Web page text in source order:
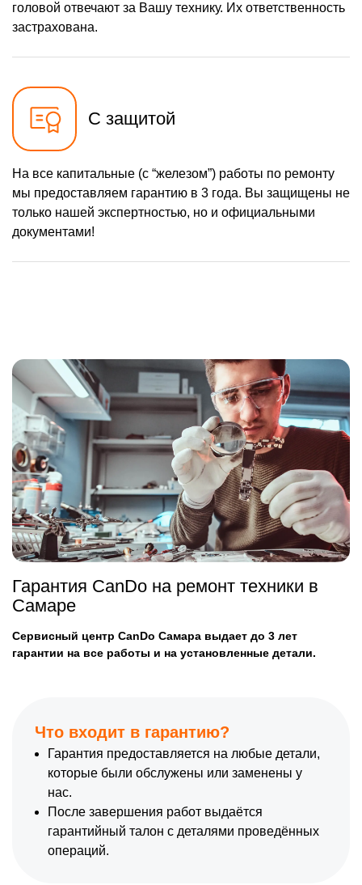
головой отвечают за Вашу технику. Их ответственность
застрахована.
С защитой
На все капитальные (с “железом”) работы по ремонту
мы предоставляем гарантию в 3 года. Вы защищены не
только нашей экспертностью, но и официальными
документами!
Гарантия CanDo на ремонт техники в
Самаре
Сервисный центр CanDo Самара выдает до 3 лет
гарантии на все работы и на установленные детали.
Что входит в гарантию?
Гарантия предоставляется на любые детали,
которые были обслужены или заменены у
нас.
После завершения работ выдаётся
гарантийный талон с деталями проведённых
операций.